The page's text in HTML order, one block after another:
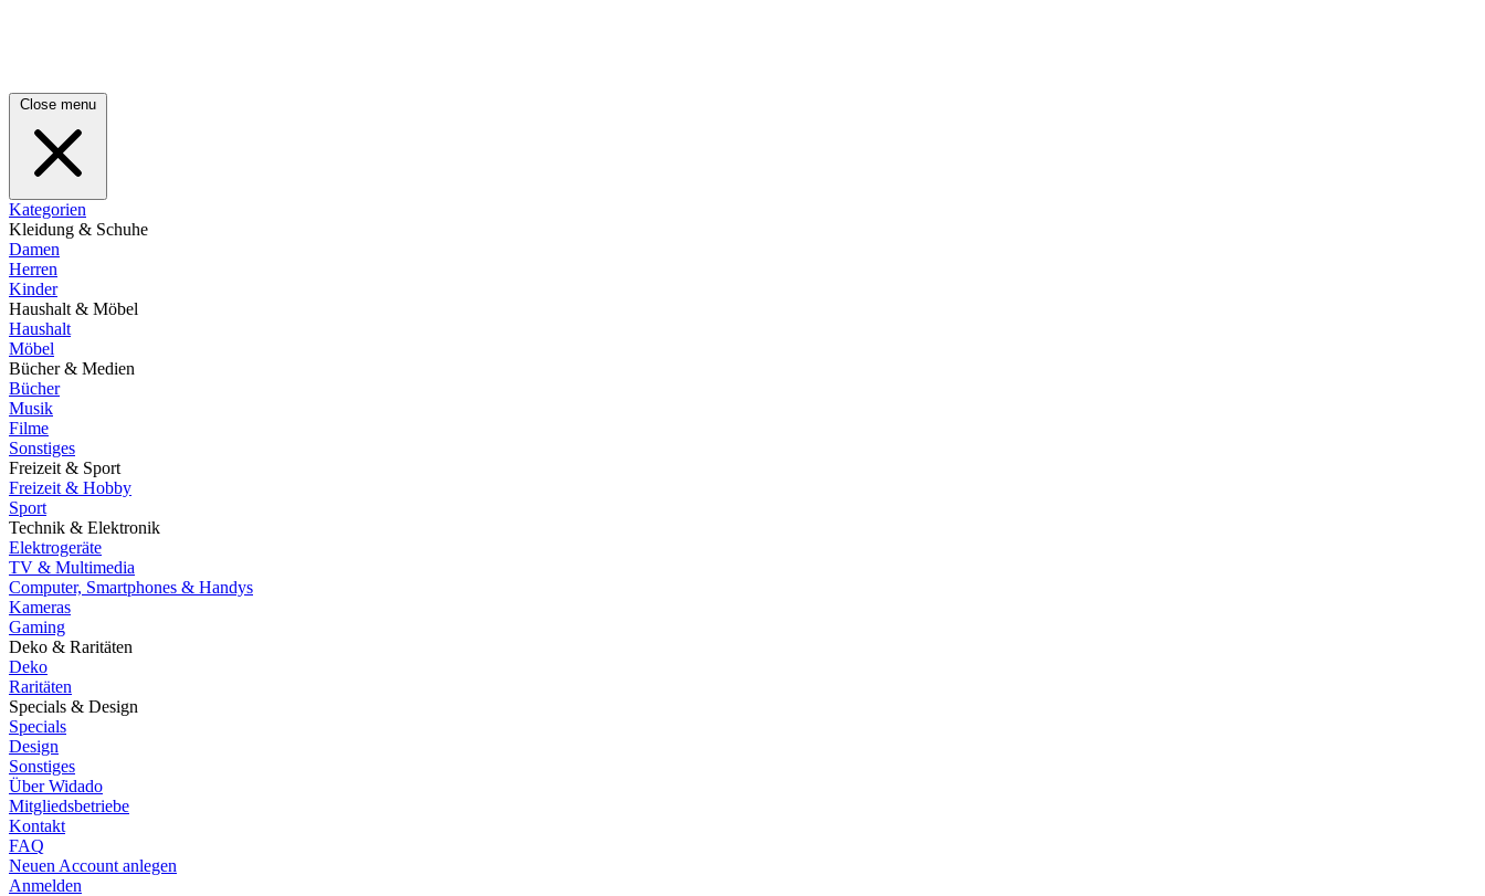
Close menu
Kategorien
Kleidung & Schuhe
Damen
Herren
Kinder
Haushalt & Möbel
Haushalt
Möbel
Bücher & Medien
Bücher
Musik
Filme
Sonstiges
Freizeit & Sport
Freizeit & Hobby
Sport
Technik & Elektronik
Elektrogeräte
TV & Multimedia
Computer, Smartphones & Handys
Kameras
Gaming
Deko & Raritäten
Deko
Raritäten
Specials & Design
Specials
Design
Sonstiges
Über Widado
Mitgliedsbetriebe
Kontakt
FAQ
Neuen Account anlegen
Anmelden